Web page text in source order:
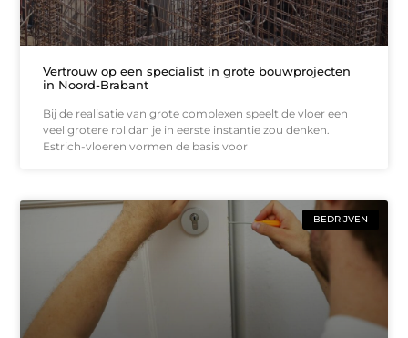
Vertrouw op een specialist in grote bouwprojecten
in Noord-Brabant
Bij de realisatie van grote complexen speelt de vloer een
veel grotere rol dan je in eerste instantie zou denken.
Estrich-vloeren vormen de basis voor
BEDRIJVEN